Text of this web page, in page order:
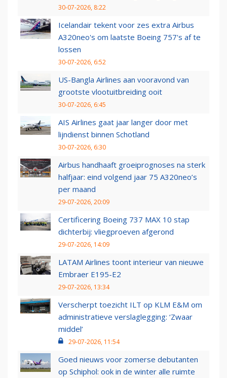
30-07-2026, 8:22
Icelandair tekent voor zes extra Airbus
A320neo's om laatste Boeing 757's af te
lossen
30-07-2026, 6:52
US-Bangla Airlines aan vooravond van
grootste vlootuitbreiding ooit
30-07-2026, 6:45
AIS Airlines gaat jaar langer door met
lijndienst binnen Schotland
30-07-2026, 6:30
Airbus handhaaft groeiprognoses na sterk
halfjaar: eind volgend jaar 75 A320neo’s
per maand
29-07-2026, 20:09
Certificering Boeing 737 MAX 10 stap
dichterbij: vliegproeven afgerond
29-07-2026, 14:09
LATAM Airlines toont interieur van nieuwe
Embraer E195-E2
29-07-2026, 13:34
Verscherpt toezicht ILT op KLM E&M om
administratieve verslaglegging: ‘Zwaar
middel’
29-07-2026, 11:54
Goed nieuws voor zomerse debutanten
op Schiphol: ook in de winter alle ruimte